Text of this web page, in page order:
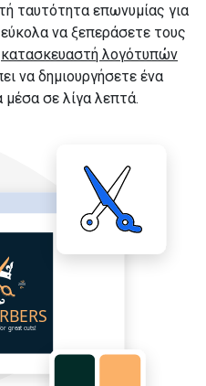
ταυτότητα επωνυμίας για
να ξεπεράσετε τους
κατασκευαστή λογότυπών
να δημιουργήσετε ένα
σε λίγα λεπτά.